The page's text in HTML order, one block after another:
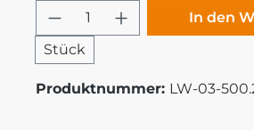
Produkt Anzahl: Gib
Stück
In den
Produktnummer: LW-03-